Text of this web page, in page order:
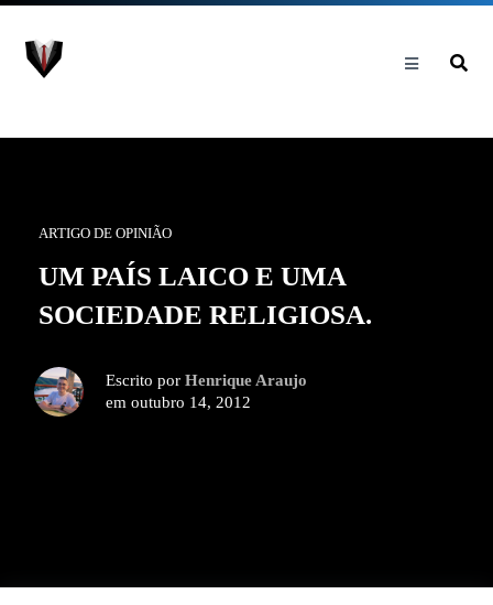
ARTIGO DE OPINIÃO
UM PAÍS LAICO E UMA
SOCIEDADE RELIGIOSA.
Escrito por Henrique Araujo
em outubro 14, 2012